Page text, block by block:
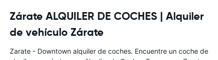
Zárate ALQUILER DE COCHES | Alquiler
de vehículo Zárate
Zarate - Downtown alquiler de coches. Encuentre un coche de